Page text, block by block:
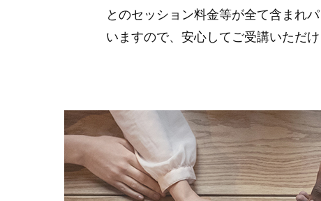
とのセッション料金等が全て含まれ
いますので、安心してご受講いただけ